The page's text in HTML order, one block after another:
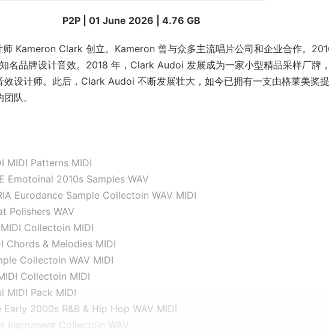
P2P | 01 June 2026 | 4.76 GB
Kameron Clark 创立。Kameron 曾与众多主流唱片公司和企业合作。
名品牌设计音效。2018 年，Clark Audoi 发展成为一家小型精品采样厂牌
效设计师。此后，Clark Audoi 不断发展壮大，如今已拥有一支由格莱美奖
队。
MIDI Patterns MIDI
Emotoinal 2010s Samples WAV
Eurodance Sample Collectoin WAV MIDI
Polishers WAV
Collectoin MIDI
Chords & Melodies MIDI
Collectoin WAV MIDI
Collectoin MIDI
MIDI Pack MIDI
2000s R&B & Hip Hop WAV MIDI
Instrument Collectoin WAV